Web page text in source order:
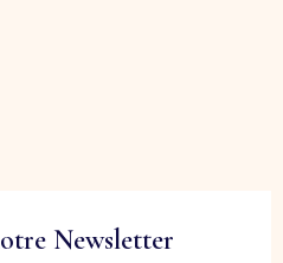
Newsletter